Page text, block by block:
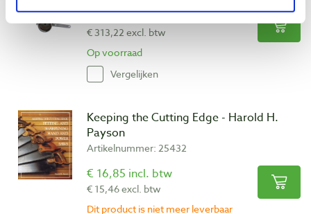
€ 379,00 incl. btw
€ 313,22 excl. btw
Op voorraad
Vergelijken
Keeping the Cutting Edge - Harold H.
Payson
Artikelnummer: 25432
€ 16,85 incl. btw
€ 15,46 excl. btw
Dit product is niet meer leverbaar